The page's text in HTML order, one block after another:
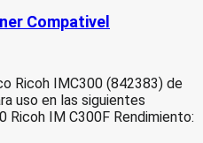
Compativel
Ricoh IMC300 (842383) de
uso en las siguientes
Ricoh IM C300F Rendimiento: